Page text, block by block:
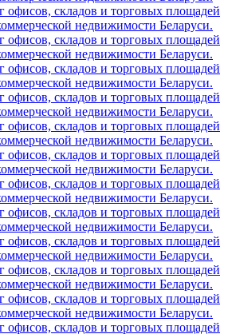
офисов, складов и торговых площадей
недвижимости Беларуси.
офисов, складов и торговых площадей
недвижимости Беларуси.
офисов, складов и торговых площадей
недвижимости Беларуси.
офисов, складов и торговых площадей
недвижимости Беларуси.
офисов, складов и торговых площадей
недвижимости Беларуси.
офисов, складов и торговых площадей
недвижимости Беларуси.
офисов, складов и торговых площадей
недвижимости Беларуси.
офисов, складов и торговых площадей
недвижимости Беларуси.
офисов, складов и торговых площадей
недвижимости Беларуси.
офисов, складов и торговых площадей
недвижимости Беларуси.
офисов, складов и торговых площадей
недвижимости Беларуси.
офисов, складов и торговых площадей